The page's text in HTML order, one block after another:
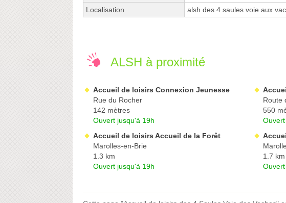
Localisation alsh des 4 saules voie aux
ALSH à proximité
Accueil de loisirs Connexion Jeunesse
Rue du Rocher
142 mètres
Ouvert jusqu'à 19h
Route
550
Accueil de loisirs Accueil de la Forêt
Marolles-en-Brie
1.3 km
Ouvert jusqu'à 19h
1.7 km